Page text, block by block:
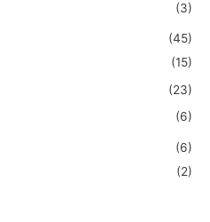
(3)
(45)
(15)
(23)
(6)
(6)
(2)